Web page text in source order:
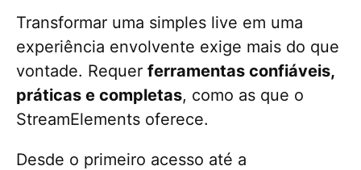
Transformar uma simples live em uma
experiência envolvente exige mais do que
vontade. Requer ferramentas confiáveis,
práticas e completas, como as que o
StreamElements oferece.
Desde o primeiro acesso até a